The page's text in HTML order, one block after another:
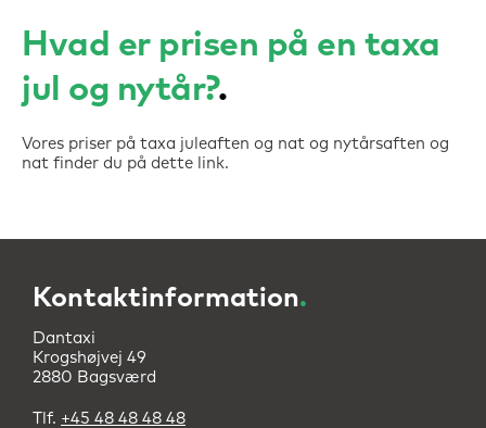
Hvad er prisen på en taxa
jul og nytår?
Vores priser på taxa juleaften og nat og nytårsaften og
nat finder du på dette link.
Kontaktinformation.
Dantaxi
Krogshøjvej 49
2880 Bagsværd
Tlf. +45 48 48 48 48